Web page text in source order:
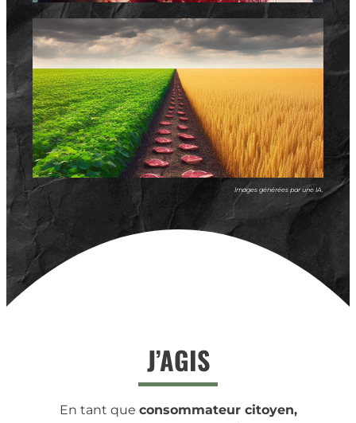
Images générées par une IA.
J’AGIS
En tant que consommateur citoyen,